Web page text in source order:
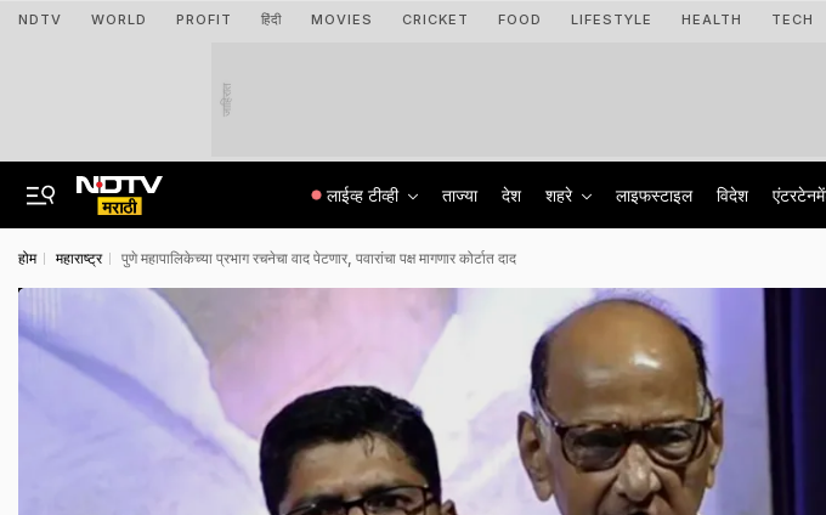
NDTV WORLD PROFIT हिंदी MOVIES CRICKET FOOD LIFESTYLE HEALTH TECH
जाहिरात
लाईव्ह टीव्ही ताज्या देश शहरे लाइफस्टाइल विदेश
होम महाराष्ट्र पुणे महापालिकेच्या प्रभाग रचनेचा वाद पेटणार, पवारांचा पक्ष मागणार कोर्टात दाद